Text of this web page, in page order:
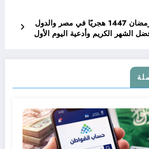
موعد أول يوم رمضان 1447 هجريًا في مصر والدول
الشهر الكريم وأدعية اليوم الأول